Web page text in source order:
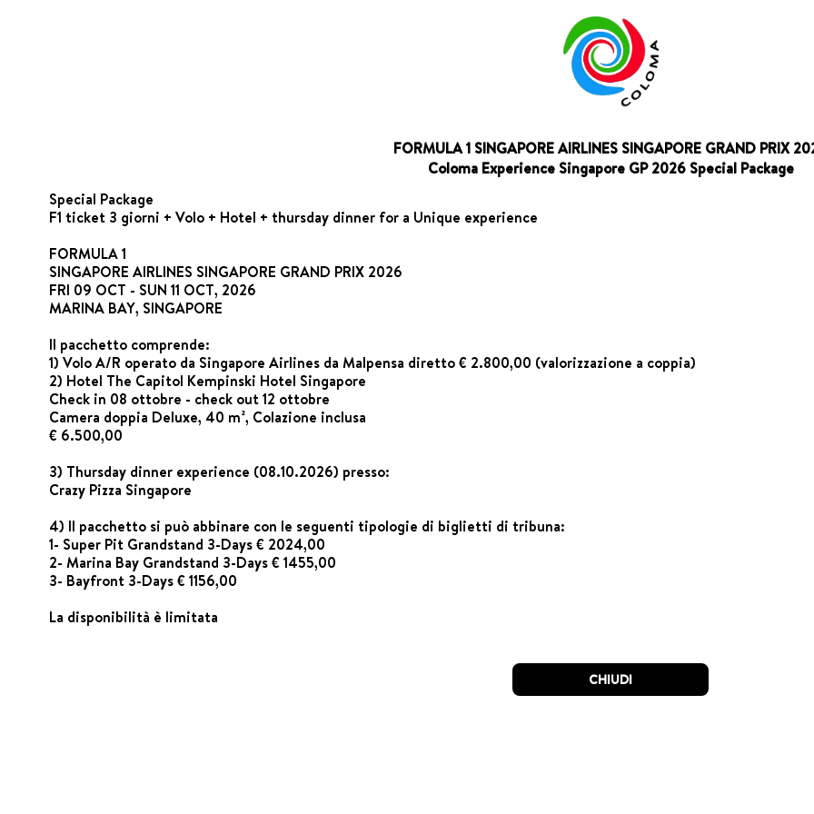
FORMULA 1 SINGAPORE AIRLINES SINGAPORE GRAND PRIX
Coloma Experience Singapore GP 2026 Special Package
Special Package
F1 ticket 3 giorni + Volo + Hotel + thursday dinner for a Unique experience
FORMULA 1
SINGAPORE AIRLINES SINGAPORE GRAND PRIX 2026
FRI 09 OCT - SUN 11 OCT, 2026
MARINA BAY, SINGAPORE
Il pacchetto comprende:
1) Volo A/R operato da Singapore Airlines da Malpensa diretto € 2.800,00 (valorizzazione a coppia)
2) Hotel The Capitol Kempinski Hotel Singapore
Check in 08 ottobre - check out 12 ottobre
Camera doppia Deluxe, 40 m², Colazione inclusa
€ 6.500,00
3) Thursday dinner experience (08.10.2026) presso:
Crazy Pizza Singapore
4) Il pacchetto si può abbinare con le seguenti tipologie di biglietti di tribuna:
1- Super Pit Grandstand 3-Days € 2024,00
2- Marina Bay Grandstand 3-Days € 1455,00
3- Bayfront 3-Days € 1156,00
La disponibilità è limitata
CHIUDI